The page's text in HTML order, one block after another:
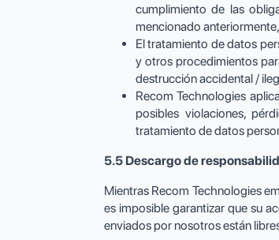
cumplimiento de las
mencionado
El tratamiento de datos
y otros procedimientos
destrucción accidental /
Recom Technologies
posibles violaciones,
tratamiento de datos
5.5 Descargo de
Mientras Recom Technologies
es imposible garantizar que su
enviados por nosotros están